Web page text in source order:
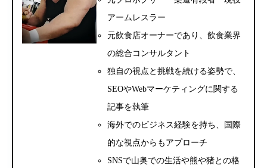
アームレスラー
元飲食店オーナーであり、飲食業界
の総合コンサルタント
独自の視点と挑戦を続ける姿勢で、
SEOやWebマーケティングに関する
記事を執筆
海外でのビジネス経験を持ち、国際
的な視点からもアプローチ
SNSで山奥での生活や熊や猪との格